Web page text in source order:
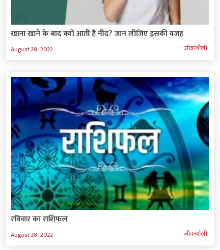
खाना खाने के बाद क्यों आती है नींद? जान लीजिए इसकी वजह
August 28, 2022 जीवनशैली
रविवार का राशिफल
August 28, 2022 जीवनशैली